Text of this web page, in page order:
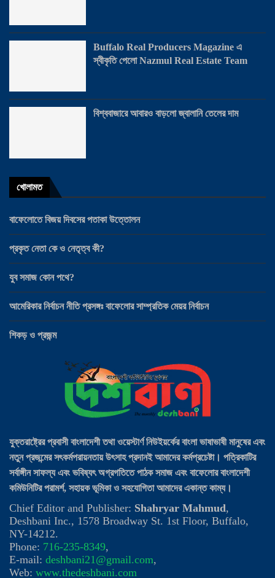
যুক্তরাষ্ট্রের প্রবাসী বাংলাদেশী তথা ওয়েস্টার্ণ নিউইয়র্কের বাংলা ভাষাভাষী মানুষের এবং
নতুন প্রজন্মের সৎকর্মপরায়নতায় উৎসাহ প্রদানই আমাদের কর্মপ্রচেষ্টা। পত্রিকাটির
সর্বাঙ্গীন সাফল্য এবং ভবিষ্যৎ অগ্রগতিতে পাঠক সমাজ এবং বাফেলোর বাংলাদেশী
কমিউনিটির পরামর্শ, সহায়ক ভূমিকা ও সহযোগিতা আমাদের একান্ত কাম্য।
Chief Editor and Publisher: Shahryar Mahmud,
Deshbani Inc., 1578 Broadway St. 1st Floor, Buffalo,
NY-14212.
Phone: 716-235-8349,
E-mail: deshbani21@gmail.com,
Web: www.thedeshbani.com
Buffalo Real Producers Magazine এ
স্বীকৃতি পেলো Nazmul Real Estate Team
বিশ্ববাজারে আবারও বাড়লো জ্বালানি তেলের দাম
খোলামত
বাফেলোতে বিজয় দিবসের পতাকা উত্তোলন
প্রকৃত নেতা কে ও নেতৃত্ব কী?
যুব সমাজ কোন পথে?
আমেরিকার নির্বাচন নীতি প্রসঙ্গঃ বাফেলোর সাম্প্রতিক মেয়র নির্বাচন
শিকড় ও প্রজন্ম